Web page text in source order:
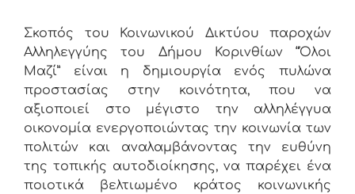
Σκοπός του Κοινωνικού Δικτύου παροχών
Αλληλεγγύης του Δήμου Κορινθίων “Όλοι
Μαζί” είναι η δημιουργία ενός πυλώνα
προστασίας στην κοινότητα, που να
αξιοποιεί στο μέγιστο την αλληλέγγυα
οικονομία ενεργοποιώντας την κοινωνία των
πολιτών και αναλαμβάνοντας την ευθύνη
της τοπικής αυτοδιοίκησης, να παρέχει ένα
ποιοτικά βελτιωμένο κράτος κοινωνικής